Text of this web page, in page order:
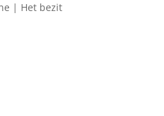
| Het bezit